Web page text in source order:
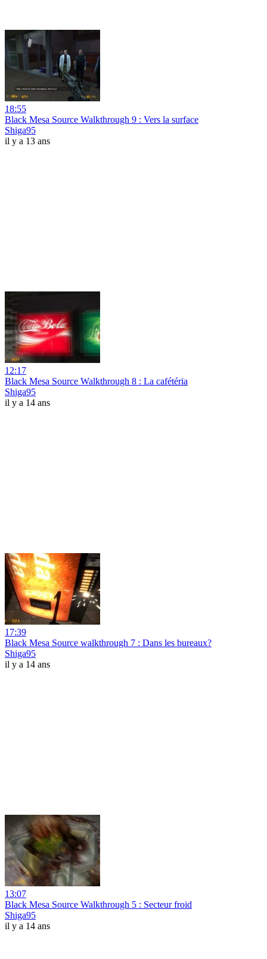
18:55
Black Mesa Source Walkthrough 9 : Vers la surface
Shiga95
il y a 13 ans
12:17
Black Mesa Source Walkthrough 8 : La cafétéria
Shiga95
il y a 14 ans
17:39
Black Mesa Source walkthrough 7 : Dans les bureaux?
Shiga95
il y a 14 ans
13:07
Black Mesa Source Walkthrough 5 : Secteur froid
Shiga95
il y a 14 ans